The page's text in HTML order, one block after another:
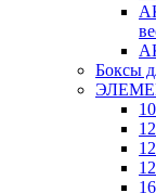
Боксы